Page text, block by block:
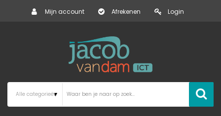
Mijn account Afrekenen Login